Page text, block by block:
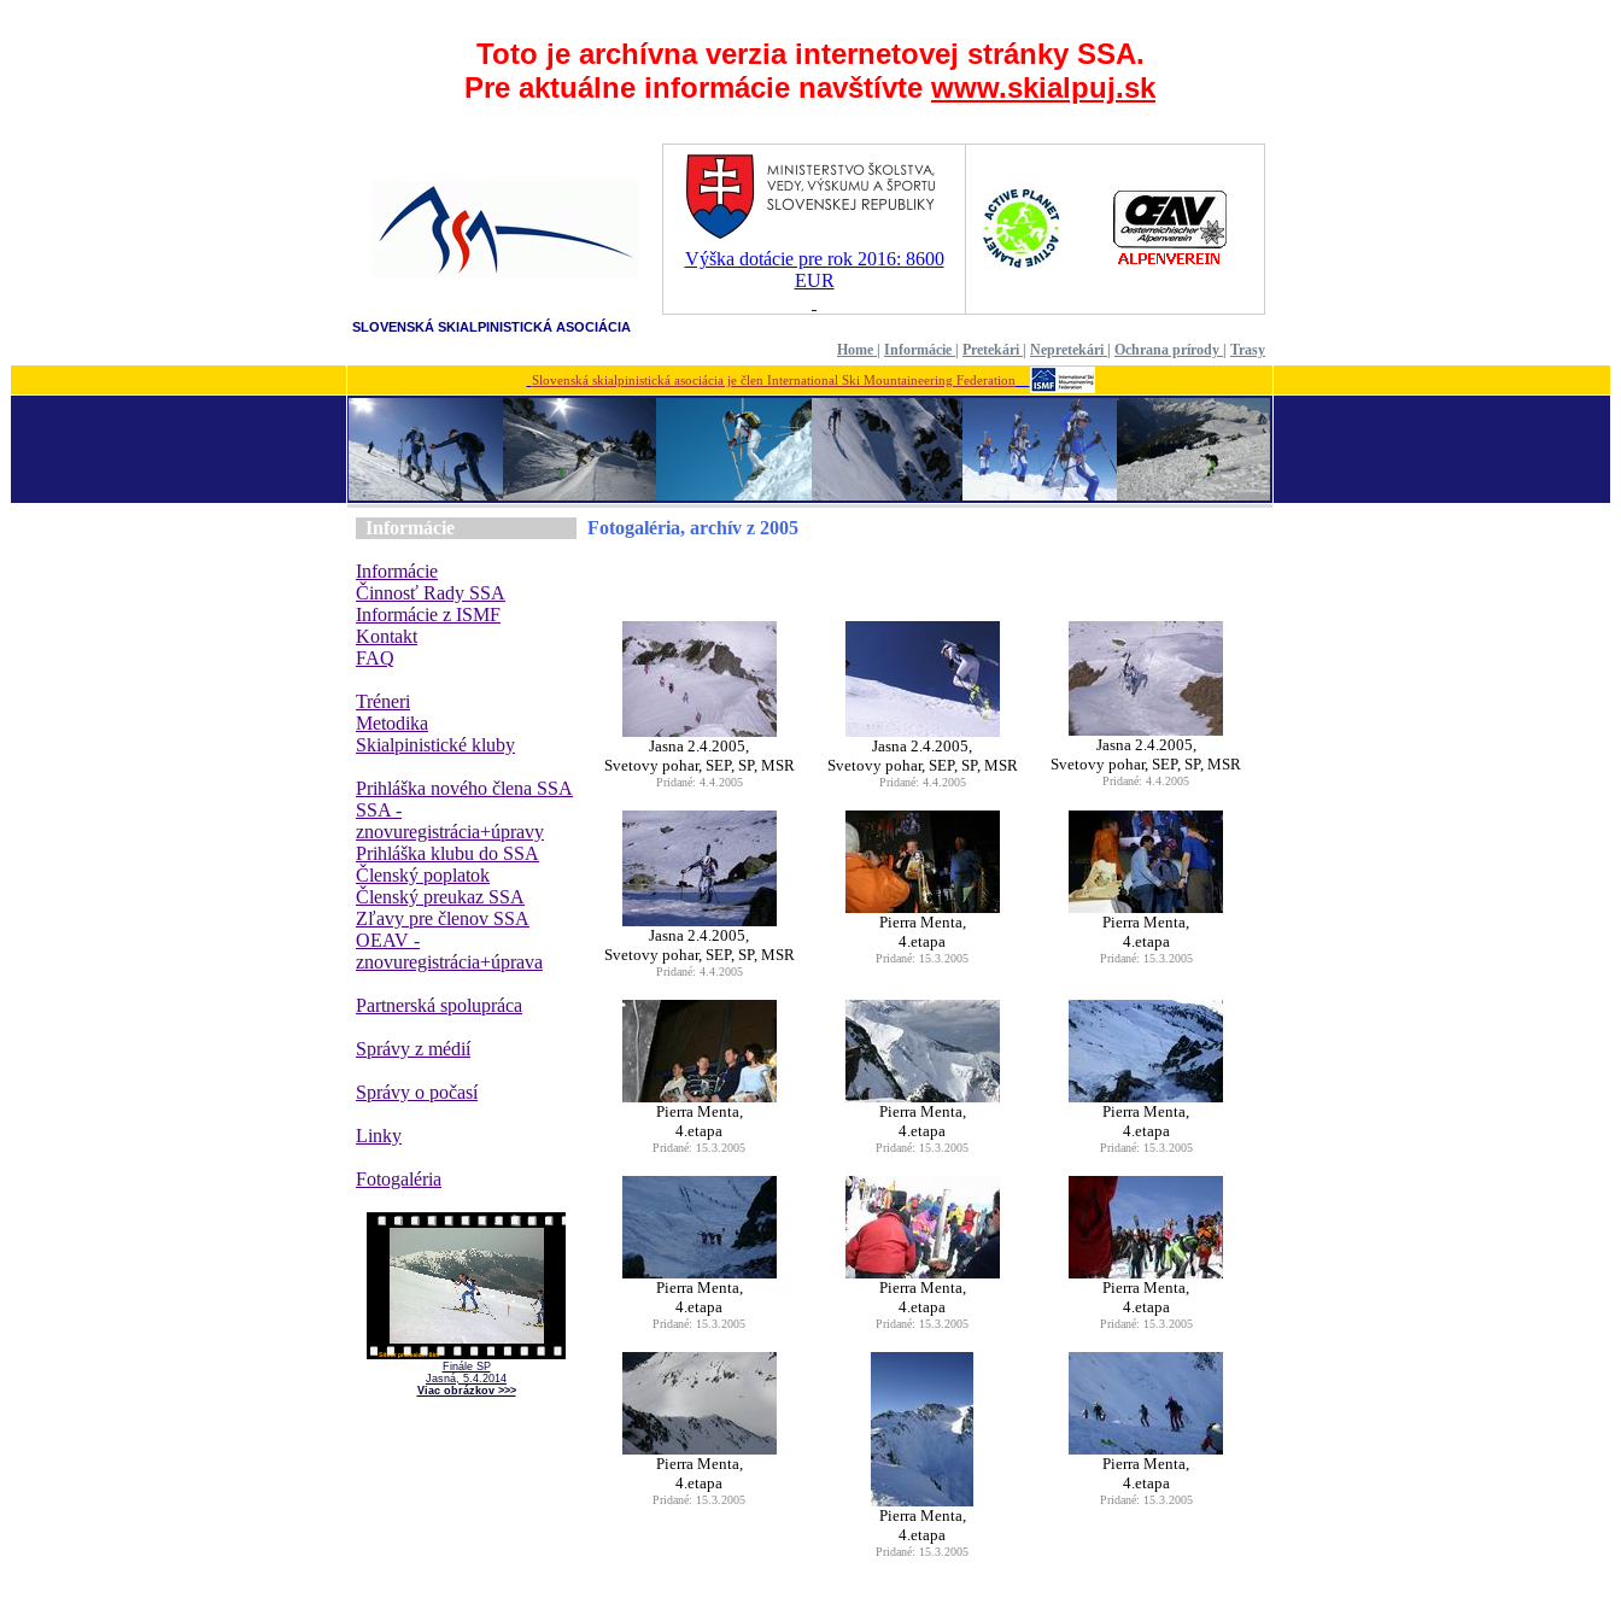
Toto je archívna verzia internetovej stránky SSA.
Pre aktuálne informácie navštívte www.skialpuj.sk
Výška dotácie pre rok 2016: 8600
EUR
SLOVENSKÁ SKIALPINISTICKÁ ASOCIÁCIA
Home Informácie Pretekári Nepretekári Ochrana prírody Trasy
Slovenská skialpinistická asociácia je člen International Ski Mountaineering Federation
Informácie
Informácie
Činnosť Rady SSA
Informácie z ISMF
Kontakt
FAQ
Tréneri
Metodika
Skialpinistické kluby
Prihláška nového člena SSA
SSA -
znovuregistrácia+úpravy
Prihláška klubu do SSA
Členský poplatok
Členský preukaz SSA
Zľavy pre členov SSA
OEAV -
znovuregistrácia+úprava
Partnerská spolupráca
Správy z médií
Správy o počasí
Linky
Fotogaléria
Finále SP
Jasná, 5.4.2014
Viac obrázkov >>>
Fotogaléria, archív z 2005
Jasna 2.4.2005,
Svetovy pohar, SEP, SP, MSR
Pridané: 4.4.2005
Jasna 2.4.2005,
Svetovy pohar, SEP, SP, MSR
Pridané: 4.4.2005
Jasna 2.4.2005,
Svetovy pohar, SEP, SP, MSR
Pridané: 4.4.2005
Jasna 2.4.2005,
Svetovy pohar, SEP, SP, MSR
Pridané: 4.4.2005
Pierra Menta,
4.etapa
Pridané: 15.3.2005
Pierra Menta,
4.etapa
Pridané: 15.3.2005
Pierra Menta,
4.etapa
Pridané: 15.3.2005
Pierra Menta,
4.etapa
Pridané: 15.3.2005
Pierra Menta,
4.etapa
Pridané: 15.3.2005
Pierra Menta,
4.etapa
Pridané: 15.3.2005
Pierra Menta,
4.etapa
Pridané: 15.3.2005
Pierra Menta,
4.etapa
Pridané: 15.3.2005
Pierra Menta,
4.etapa
Pridané: 15.3.2005
Pierra Menta,
4.etapa
Pridané: 15.3.2005
Pierra Menta,
4.etapa
Pridané: 15.3.2005